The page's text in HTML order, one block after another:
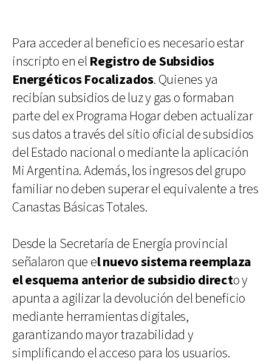
Para acceder al beneficio es necesario estar
inscripto en el Registro de Subsidios
Energéticos Focalizados. Quienes ya
recibían subsidios de luz y gas o formaban
parte del ex Programa Hogar deben actualizar
sus datos a través del sitio oficial de subsidios
del Estado nacional o mediante la aplicación
Mi Argentina. Además, los ingresos del grupo
familiar no deben superar el equivalente a tres
Canastas Básicas Totales.
Desde la Secretaría de Energía provincial
señalaron que el nuevo sistema reemplaza
el esquema anterior de subsidio directo y
apunta a agilizar la devolución del beneficio
mediante herramientas digitales,
garantizando mayor trazabilidad y
simplificando el acceso para los usuarios.